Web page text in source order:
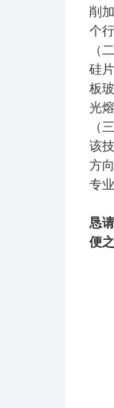
削
个行
（
硅
板
光
（
该
方
专
恳
便